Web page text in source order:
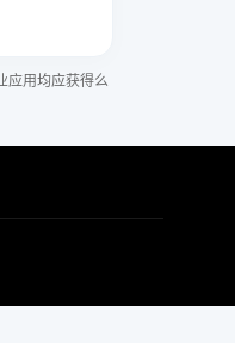
应用均应获得么